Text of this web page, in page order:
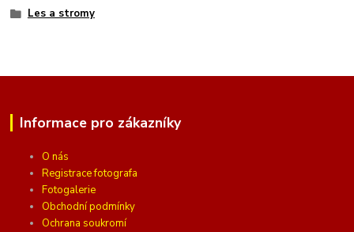
Les a stromy
Informace pro zákazníky
O nás
Registrace fotografa
Fotogalerie
Obchodní podmínky
Ochrana soukromí